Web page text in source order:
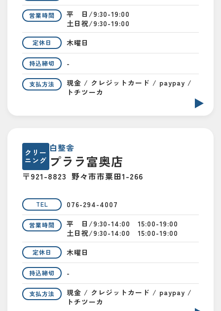
営業時間
平 日/9:30-19:00
土日祝/9:30-19:00
定休日 木曜日
持込締切 -
支払方法
現金 / クレジットカード / paypay /
トチツーカ
クリー
ニング
白整舎
プララ富奥店
〒921-8823 野々市市粟田1-266
TEL 076-294-4007
営業時間
平 日/9:30-14:00 15:00-19:00
土日祝/9:30-14:00 15:00-19:00
定休日 木曜日
持込締切 -
支払方法
現金 / クレジットカード / paypay /
トチツーカ